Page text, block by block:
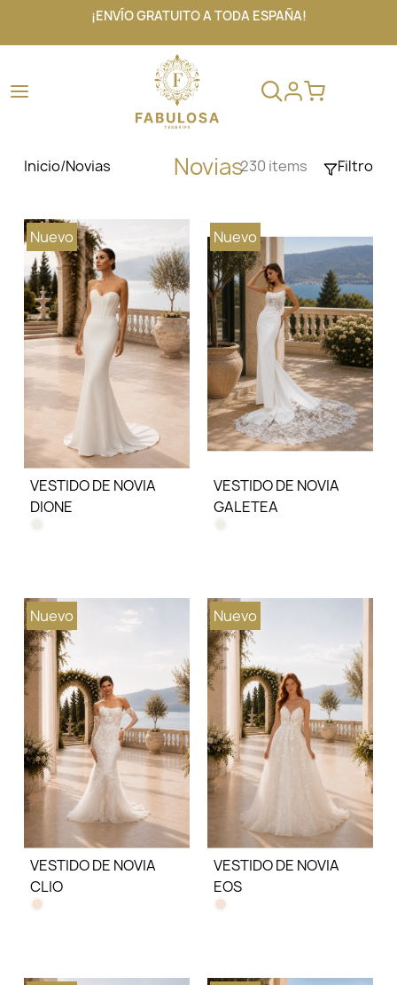
¡ENVÍO GRATUITO A TODA ESPAÑA!
Inicio/Novias Novias230 items Filtro
Nuevo
VESTIDO DE NOVIA
DIONE
Nuevo
VESTIDO DE NOVIA
GALETEA
Nuevo
VESTIDO DE NOVIA
CLIO
Nuevo
VESTIDO DE NOVIA
EOS